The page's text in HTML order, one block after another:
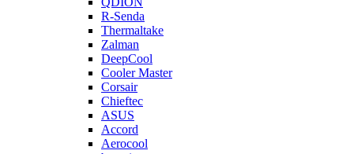
R-Senda
Thermaltake
Zalman
DeepCool
Cooler Master
Corsair
Chieftec
ASUS
Accord
Aerocool